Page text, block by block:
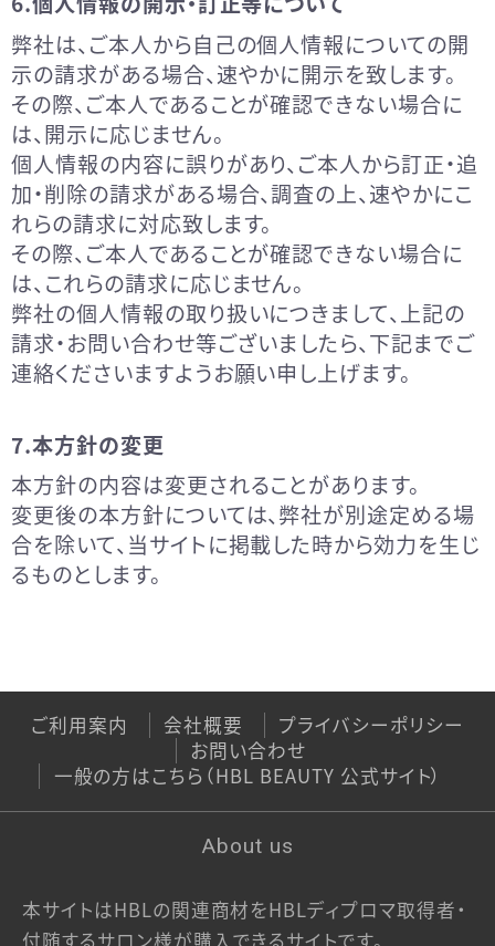
弊社は、ご本人から自己の個人情報についての開
示の請求がある場合、速やかに開示を致します。
その際、ご本人であることが確認できない場合に
は、開示に応じません。
個人情報の内容に誤りがあり、ご本人から訂正・追
加・削除の請求がある場合、調査の上、速やかにこ
れらの請求に対応致します。
その際、ご本人であることが確認できない場合に
は、これらの請求に応じません。
弊社の個人情報の取り扱いにつきまして、上記の
請求・お問い合わせ等ございましたら、下記までご
連絡くださいますようお願い申し上げます。
7.本方針の変更
本方針の内容は変更されることがあります。
変更後の本方針については、弊社が別途定める場
合を除いて、当サイトに掲載した時から効力を生じ
るものとします。
ご利用案内 会社概要
プライバシーポリシー
お問い合わせ
一般の方はこちら（HBL BEAUTY 公式サイト）
About us
本サイトはHBLの関連商材をHBLディプロマ取得者・
付随するサロン様が購入できるサイトです。